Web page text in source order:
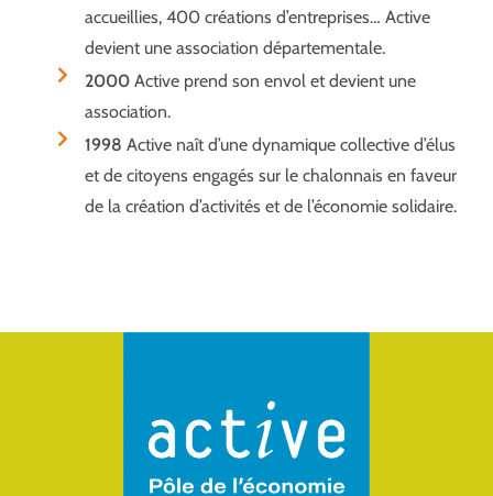
accueillies, 400 créations d’entreprises… Active
devient une association départementale.
2000 Active prend son envol et devient une
association.
1998 Active naît d’une dynamique collective d’élus
et de citoyens engagés sur le chalonnais en faveur
de la création d’activités et de l’économie solidaire.